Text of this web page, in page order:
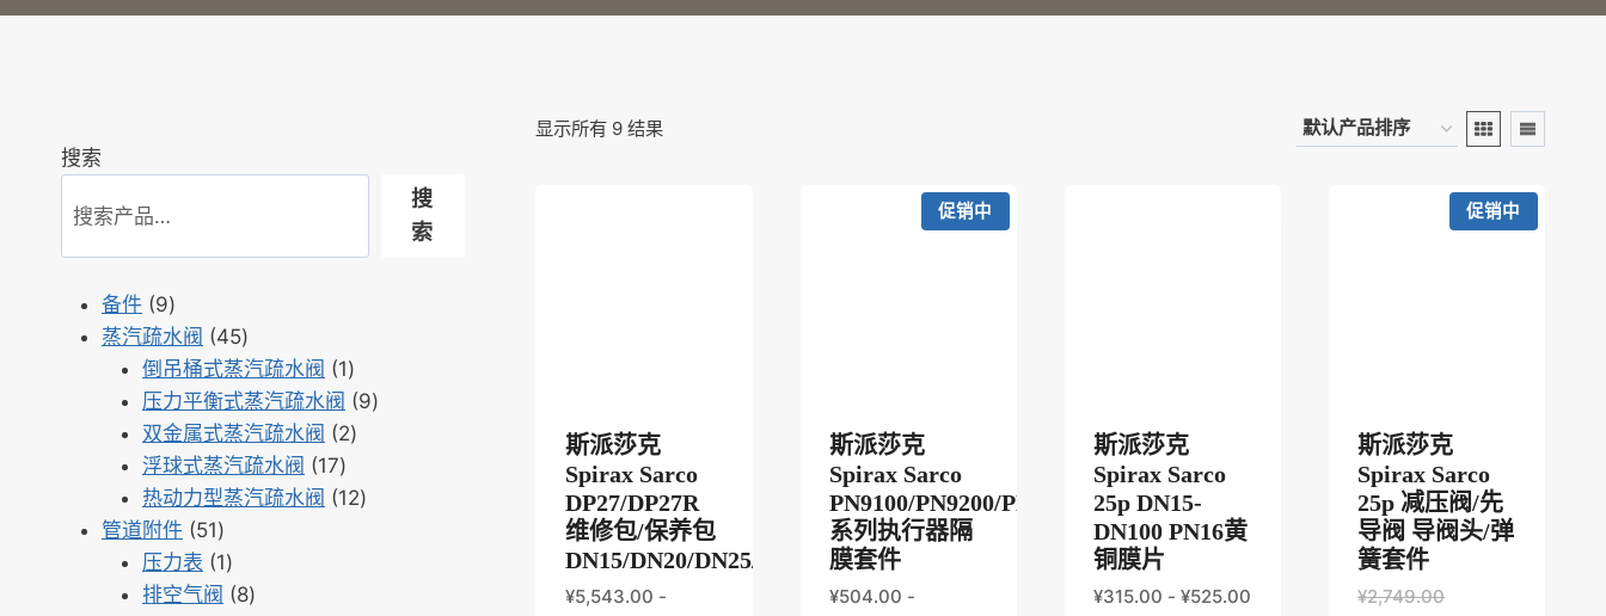
显示所有 9 结果
斯派莎克
Spirax Sarco
DP27/DP27R
维修包/保养包
DN15/DN20/DN25/DN32/DN40/DN50
¥5,543.00 -
促销中
斯派莎克
Spirax Sarco
PN9100/PN9200/PN9300
系列执行器隔
膜套件
¥504.00 -
斯派莎克
Spirax Sarco
25p DN15-
DN100 PN16黄
铜膜片
¥315.00 -¥525.00
促销中
斯派莎克
Spirax Sarco
25p 减压阀/先
导阀 导阀头/弹
簧套件
¥2,749.00原
搜索
搜
索
备件 99
个
产
品
蒸汽疏水阀 4545
个
产
品
倒吊桶式蒸汽疏水阀 11
个
产
压力平衡式蒸汽疏水阀 99
双金属式蒸汽疏水阀 22
产
浮球式蒸汽疏水阀 1717
个
热动力型蒸汽疏水阀 1212
管道附件 5151
个
产
压力表 11
个
排空气阀 88